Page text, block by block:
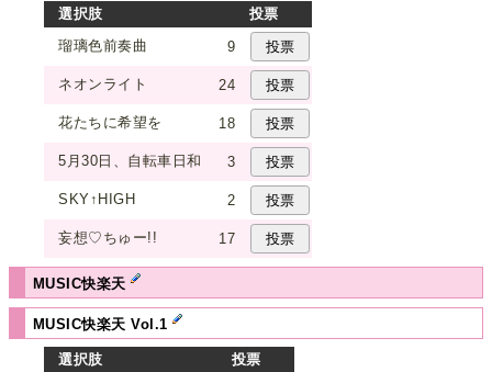
選択肢
投票
瑠璃色前奏曲
9
ネオンライト 24
花たちに希望を 18
5月30日、自転車日和 3
SKY↑HIGH 2
妄想♡ちゅー!! 17
MUSIC快楽天
MUSIC快楽天 Vol.1
選択肢
投票